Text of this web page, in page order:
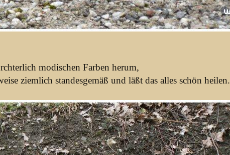
modischen Farben herum,
ziemlich standesgemäß und läßt das alles schön heilen.